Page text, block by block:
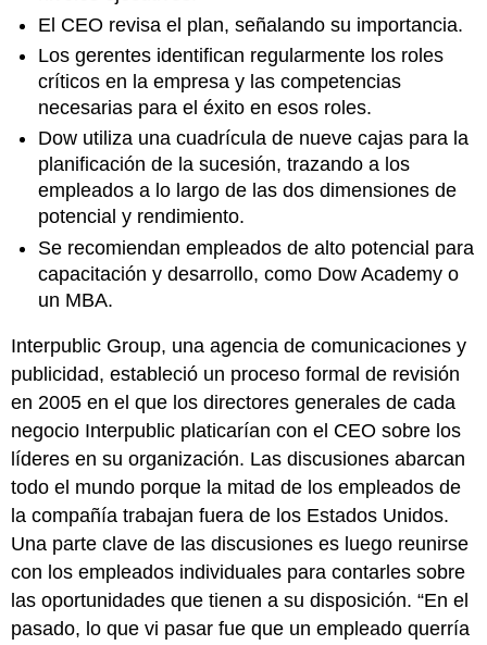
El CEO revisa el plan, señalando su importancia.
Los gerentes identifican regularmente los roles
críticos en la empresa y las competencias
necesarias para el éxito en esos roles.
Dow utiliza una cuadrícula de nueve cajas para la
planificación de la sucesión, trazando a los
empleados a lo largo de las dos dimensiones de
potencial y rendimiento.
Se recomiendan empleados de alto potencial para
capacitación y desarrollo, como Dow Academy o
un MBA.
Interpublic Group, una agencia de comunicaciones y
publicidad, estableció un proceso formal de revisión
en 2005 en el que los directores generales de cada
negocio Interpublic platicarían con el CEO sobre los
líderes en su organización. Las discusiones abarcan
todo el mundo porque la mitad de los empleados de
la compañía trabajan fuera de los Estados Unidos.
Una parte clave de las discusiones es luego reunirse
con los empleados individuales para contarles sobre
las oportunidades que tienen a su disposición. “En el
pasado, lo que vi pasar fue que un empleado querría